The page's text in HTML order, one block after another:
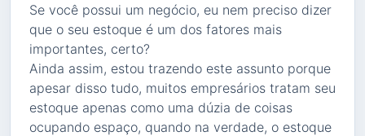
Se você possui um negócio, eu nem preciso dizer
que o seu estoque é um dos fatores mais
importantes, certo?
Ainda assim, estou trazendo este assunto porque
apesar disso tudo, muitos empresários tratam seu
estoque apenas como uma dúzia de coisas
ocupando espaço, quando na verdade, o estoque